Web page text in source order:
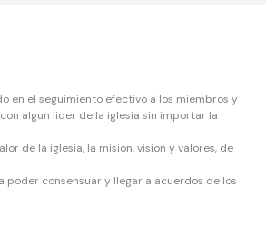
en el seguimiento efectivo a los miembros y
algun lider de la iglesia sin importar la
de la iglesia, la mision, vision y valores, de
consensuar y llegar a acuerdos de los